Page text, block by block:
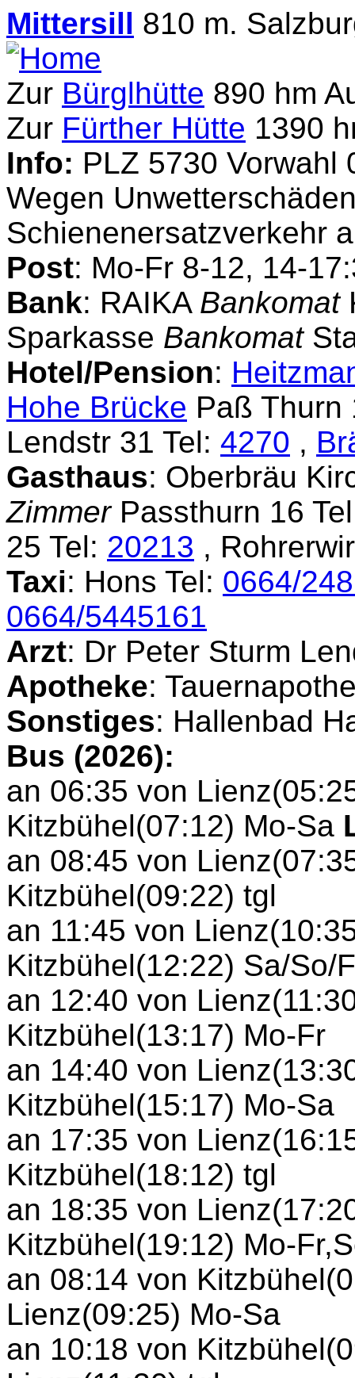
Mittersill 810 m.
Zur Bürglhütte 890 hm
Zur Fürther Hütte 1390
Info: PLZ 5730 Vorwahl
Wegen
Schienenersatzverkehr
Post: Mo-Fr 8-12, 14-
Bank: RAIKA Bankomat
Sparkasse Bankomat
Hotel/Pension:
Hohe Brücke Paß Thurn
Lendstr 31 Tel: 4270 ,
Gasthaus: Oberbräu
ZimmerPassthurn 16
25 Tel: 20213 ,
Taxi: Hons Tel: 0664/
0664/5445161
Arzt: Dr Peter Sturm
Apotheke:
Sonstiges: Hallenbad
Bus (2026):
an 06:35 von
Kitzbühel(07:12) Mo-Sa
an 08:45 von
Kitzbühel(09:22) tgl
an 11:45 von
Kitzbühel(12:22) Sa/So/
an 12:40 von
Kitzbühel(13:17) Mo-Fr
an 14:40 von
Kitzbühel(15:17) Mo-Sa
an 17:35 von
Kitzbühel(18:12) tgl
an 18:35 von
Kitzbühel(19:12) Mo-
an 08:14 von
Lienz(09:25) Mo-Sa
an 10:18 von